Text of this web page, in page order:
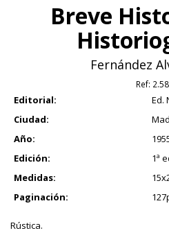
Breve
Fernández
Ref:
Editorial:
Ed.
Ciudad:
Año:
Edición:
1ª
Medidas:
Paginación:
Rústica.